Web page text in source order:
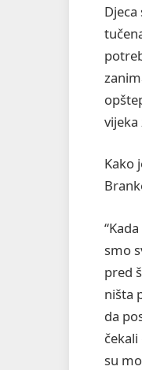
vijeka
Kako
smo
pred
ništa
da
su